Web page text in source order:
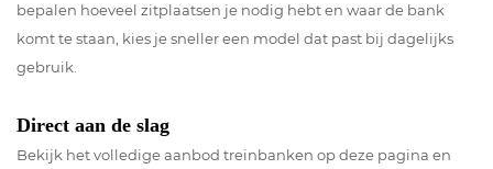
bepalen hoeveel zitplaatsen je nodig hebt en waar de bank
komt te staan, kies je sneller een model dat past bij dagelijks
gebruik.
Direct aan de slag
Bekijk het volledige aanbod treinbanken op deze pagina en